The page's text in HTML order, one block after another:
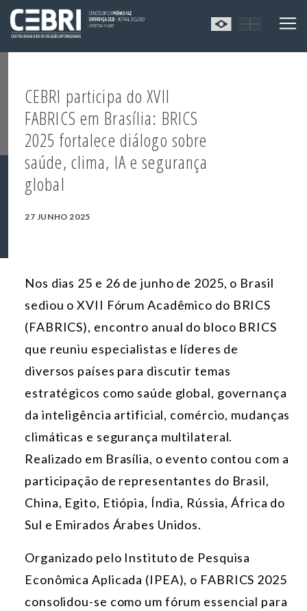
CEBRI participa do XVII
FABRICS em Brasília: BRICS
2025 fortalece diálogo sobre
saúde, clima, IA e segurança
global
27 JUNHO 2025
Nos dias 25 e 26 de junho de 2025, o Brasil
sediou o XVII Fórum Acadêmico do BRICS
(FABRICS), encontro anual do bloco BRICS
que reuniu especialistas e líderes de
diversos países para discutir temas
estratégicos como saúde global, governança
da inteligência artificial, comércio, mudanças
climáticas e segurança multilateral.
Realizado em Brasília, o evento contou com a
participação de representantes do Brasil,
China, Egito, Etiópia, Índia, Rússia, África do
Sul e Emirados Árabes Unidos.
Organizado pelo Instituto de Pesquisa
Econômica Aplicada (IPEA), o FABRICS 2025
consolidou-se como um fórum essencial para